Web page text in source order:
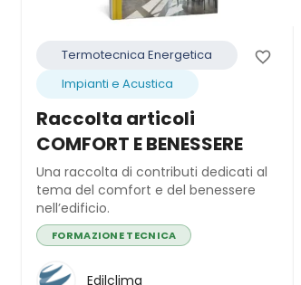
Termotecnica Energetica
Impianti e Acustica
Raccolta articoli
COMFORT E BENESSERE
Una raccolta di contributi dedicati al
tema del comfort e del benessere
nell’edificio.
FORMAZIONE TECNICA
Edilclima